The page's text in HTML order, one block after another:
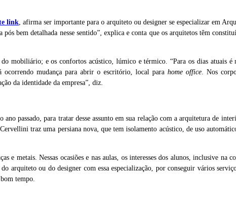
link, afirma ser importante para o arquiteto ou designer se especializar em
bem detalhada nesse sentido”, explica e conta que os arquitetos têm
mobiliário; e os confortos acústico, lúmico e térmico. “Para os dias atuais
ocorrendo mudança para abrir o escritório, local parahome office. Nos
da identidade da empresa”, diz.
passado, para tratar desse assunto em sua relação com a arquitetura de
traz uma persiana nova, que tem isolamento acústico, de uso
e metais. Nessas ocasiões e nas aulas, os interesses dos alunos, inclusive na
arquiteto ou do designer com essa especialização, por conseguir vários
tempo.